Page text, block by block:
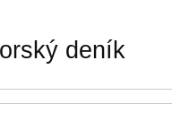
deník